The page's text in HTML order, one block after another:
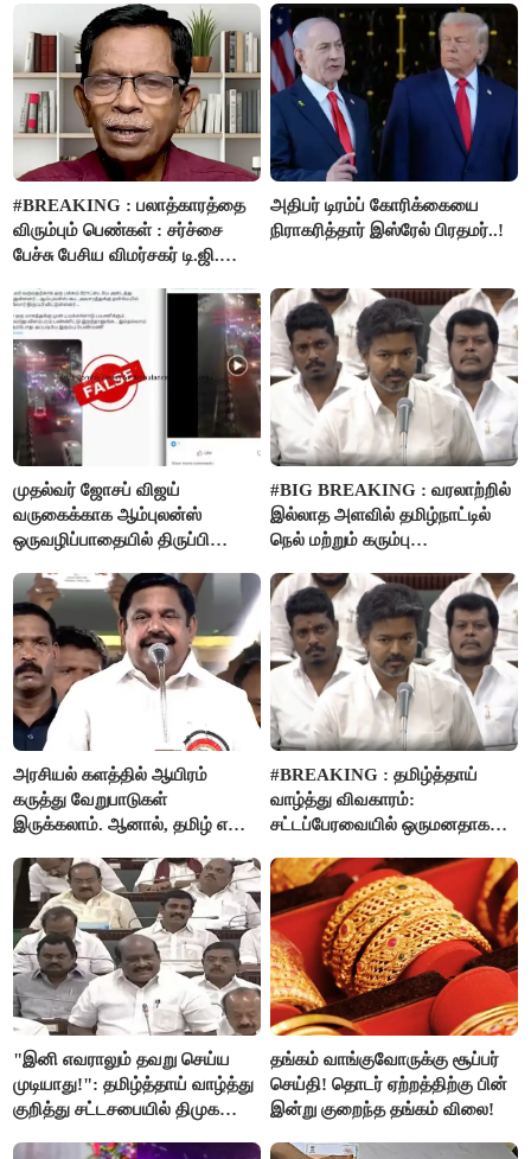
#BREAKING : பலாத்காரத்தை
விரும்பும் பெண்கள் : சர்ச்சை
பேச்சு பேசிய விமர்சகர் டி.ஜி.
அதிபர் டிரம்ப் கோரிக்கையை
நிராகரித்தார் இஸ்ரேல் பிரதமர்..!
முதல்வர் ஜோசப் விஜய்
வருகைக்காக ஆம்புலன்ஸ்
ஒருவழிப்பாதையில் திருப்பி
தான்..!
#BIG BREAKING : வரலாற்றில்
இல்லாத அளவில் தமிழ்நாட்டில்
நெல் மற்றும் கரும்பு
ஊக்கத்தொகையை உயர்த்த
முடிவு - முதலமைச்சர் விஜய்
அறிவிப்பு..!
அரசியல் களத்தில் ஆயிரம்
கருத்து வேறுபாடுகள்
இருக்கலாம். ஆனால், தமிழ் என்று
தமிழர்கள் - எடப்பாடி பழனிசாமி..!
#BREAKING : தமிழ்த்தாய்
வாழ்த்து விவகாரம்:
சட்டப்பேரவையில் ஒருமனதாக
"இனி எவராலும் தவறு செய்ய
முடியாது!": தமிழ்த்தாய் வாழ்த்து
குறித்து சட்டசபையில் திமுக
தங்கம் வாங்குவோருக்கு சூப்பர்
செய்தி! தொடர் ஏற்றத்திற்கு பின்
இன்று குறைந்த தங்கம் விலை!